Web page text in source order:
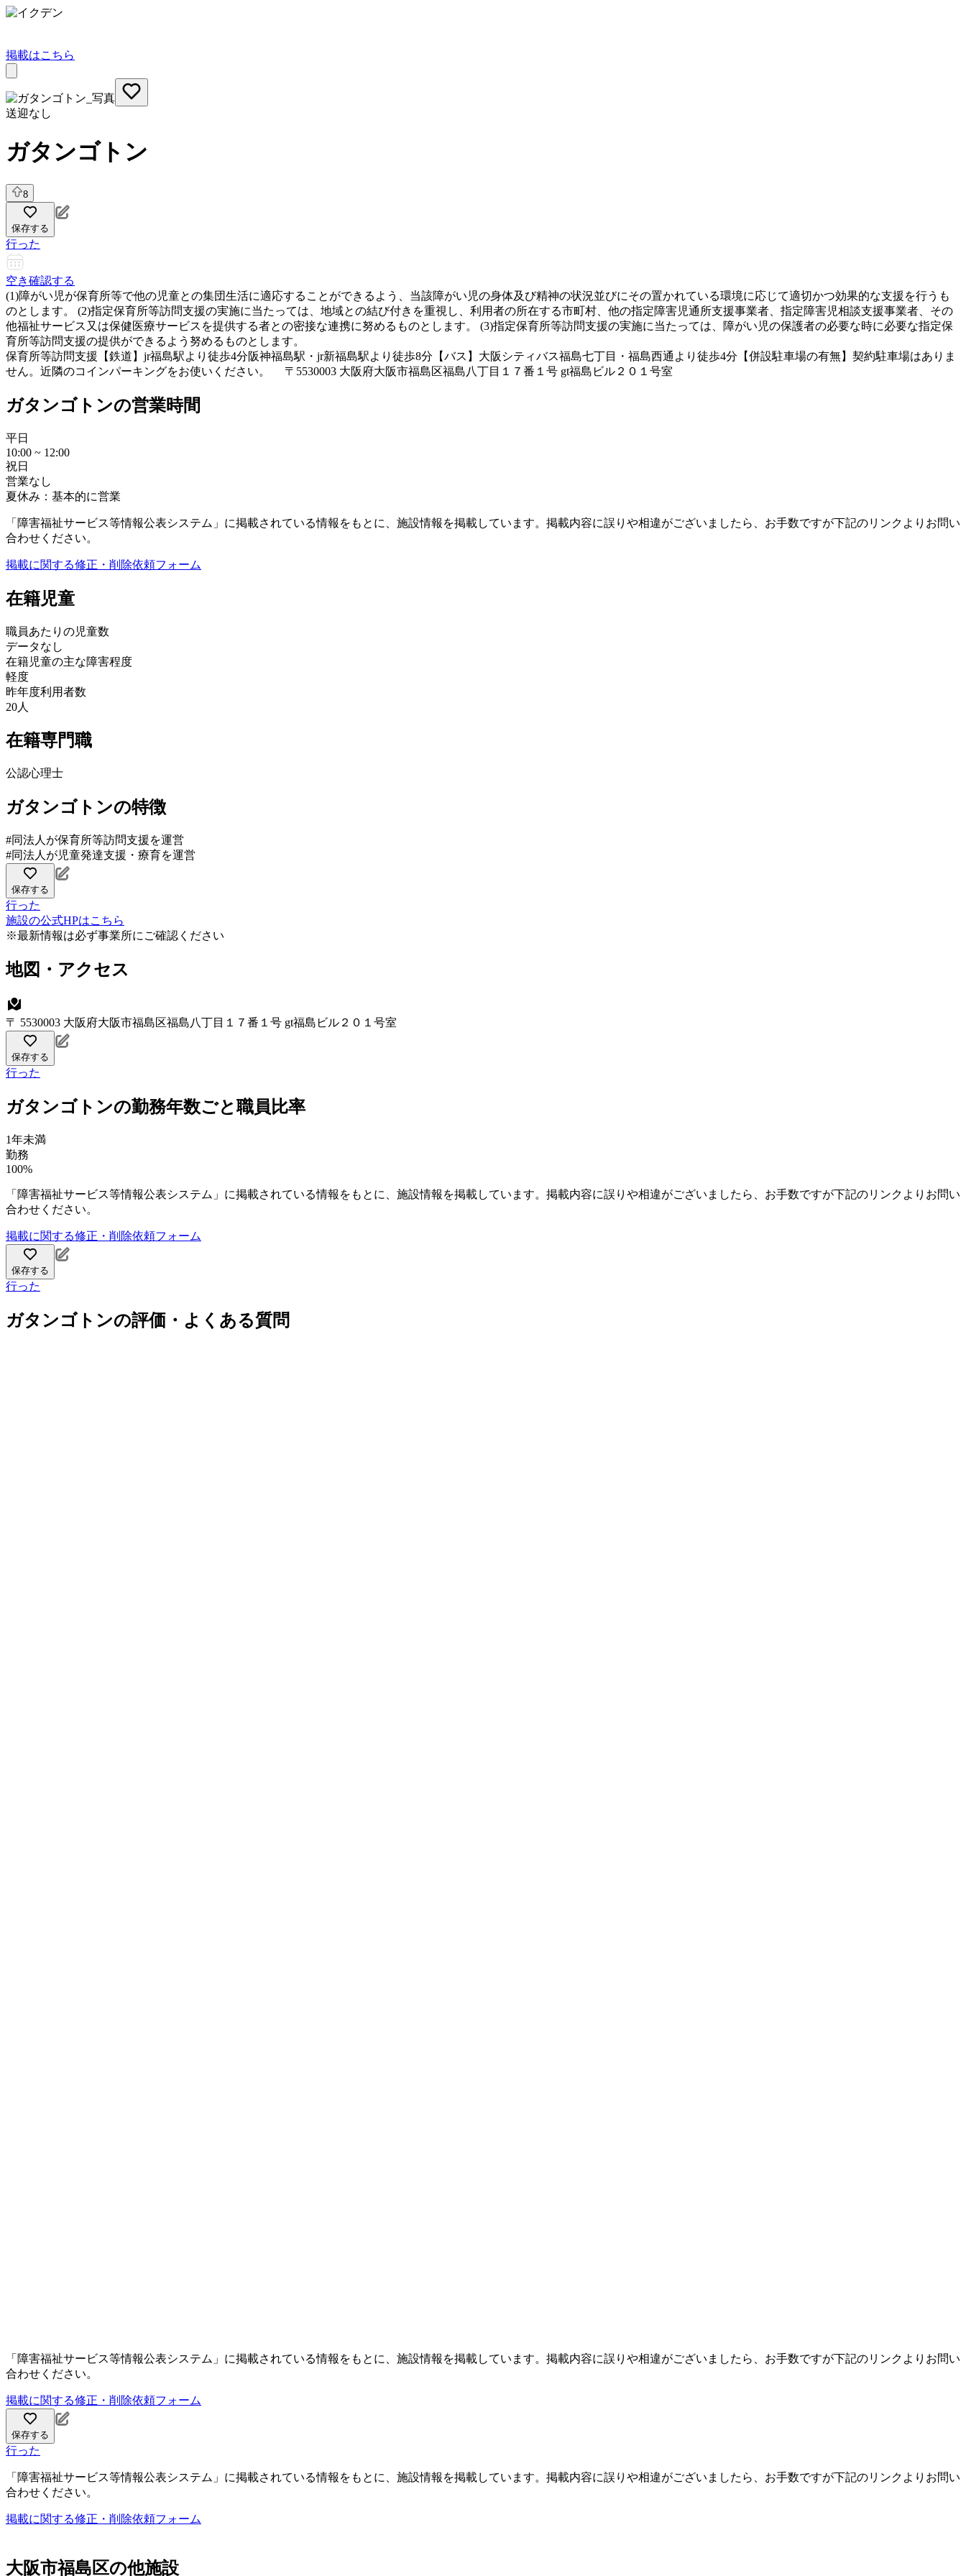
掲載はこちら
送迎なし
ガタンゴトン
8
保存する
行った
空き確認する
(1)障がい児が保育所等で他の児童との集団生活に適応することができるよう、当該障がい児の身体及び精神の状況並びにその置かれている環境に応じて適切かつ効果的な支援を行うも
のとします。 (2)指定保育所等訪問支援の実施に当たっては、地域との結び付きを重視し、利用者の所在する市町村、他の指定障害児通所支援事業者、指定障害児相談支援事業者、その
他福祉サービス又は保健医療サービスを提供する者との密接な連携に努めるものとします。 (3)指定保育所等訪問支援の実施に当たっては、障がい児の保護者の必要な時に必要な指定保
育所等訪問支援の提供ができるよう努めるものとします。
保育所等訪問支援 【鉄道】jr福島駅より徒歩4分阪神福島駅・jr新福島駅より徒歩8分【バス】大阪シティバス福島七丁目・福島西通より徒歩4分【併設駐車場の有無】契約駐車場はありま
せん。近隣のコインパーキングをお使いください。 〒5530003 大阪府大阪市福島区福島八丁目１７番１号 gt福島ビル２０１号室
ガタンゴトンの営業時間
平日
10:00 ~ 12:00
祝日
営業なし
夏休み：基本的に営業
「障害福祉サービス等情報公表システム」に掲載されている情報をもとに、施設情報を掲載しています。掲載内容に誤りや相違がございましたら、お手数ですが下記のリンクよりお問い
合わせください。
掲載に関する修正・削除依頼フォーム
在籍児童
職員あたりの児童数
データなし
在籍児童の主な障害程度
軽度
昨年度利用者数
20人
在籍専門職
公認心理士
ガタンゴトンの特徴
#同法人が保育所等訪問支援を運営
#同法人が児童発達支援・療育を運営
保存する
行った
施設の公式HPはこちら
※最新情報は必ず事業所にご確認ください
地図・アクセス
〒 5530003 大阪府大阪市福島区福島八丁目１７番１号 gt福島ビル２０１号室
保存する
行った
ガタンゴトンの勤務年数ごと職員比率
1年未満
勤務
100%
「障害福祉サービス等情報公表システム」に掲載されている情報をもとに、施設情報を掲載しています。掲載内容に誤りや相違がございましたら、お手数ですが下記のリンクよりお問い
合わせください。
掲載に関する修正・削除依頼フォーム
保存する
行った
ガタンゴトンの評価・よくある質問
「障害福祉サービス等情報公表システム」に掲載されている情報をもとに、施設情報を掲載しています。掲載内容に誤りや相違がございましたら、お手数ですが下記のリンクよりお問い
合わせください。
掲載に関する修正・削除依頼フォーム
保存する
行った
「障害福祉サービス等情報公表システム」に掲載されている情報をもとに、施設情報を掲載しています。掲載内容に誤りや相違がございましたら、お手数ですが下記のリンクよりお問い
合わせください。
掲載に関する修正・削除依頼フォーム
大阪市福島区の他施設